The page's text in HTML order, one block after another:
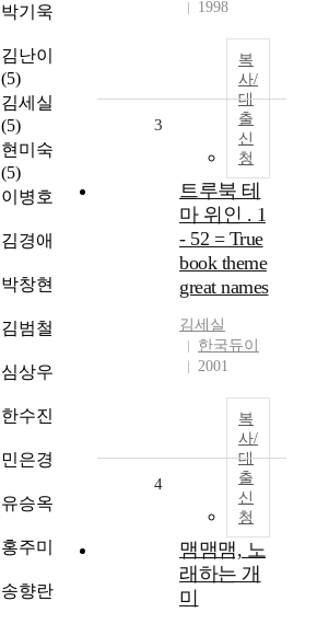
박기욱
김난이
(5)
김세실
(5)
현미숙
(5)
이병호
김경애
박창현
김범철
심상우
한수진
민은경
유승옥
홍주미
송향란
1998
복
사/
대
출
신
청
3
트루북 테
마 위인 . 1
- 52 = True
book theme
great names
김세실
한국듀이
2001
복
사/
대
출
신
청
4
맴맴맴, 노
래하는 개
미